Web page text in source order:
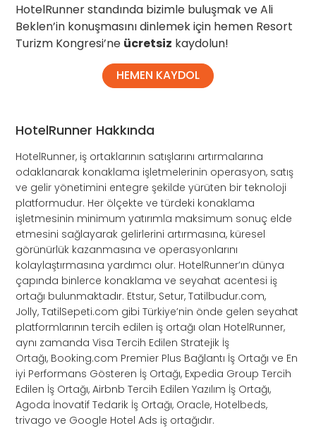
HotelRunner standında bizimle buluşmak ve Ali
Beklen’in konuşmasını dinlemek için hemen Resort
Turizm Kongresi’ne ücretsiz kaydolun!
HEMEN KAYDOL
HotelRunner Hakkında
HotelRunner, iş ortaklarının satışlarını artırmalarına
odaklanarak konaklama işletmelerinin operasyon, satış
ve gelir yönetimini entegre şekilde yürüten bir teknoloji
platformudur. Her ölçekte ve türdeki konaklama
işletmesinin minimum yatırımla maksimum sonuç elde
etmesini sağlayarak gelirlerini artırmasına, küresel
görünürlük kazanmasına ve operasyonlarını
kolaylaştırmasına yardımcı olur. HotelRunner’ın dünya
çapında binlerce konaklama ve seyahat acentesi iş
ortağı bulunmaktadır. Etstur, Setur, Tatilbudur.com,
Jolly, TatilSepeti.com gibi Türkiye’nin önde gelen seyahat
platformlarının tercih edilen iş ortağı olan HotelRunner,
aynı zamanda Visa Tercih Edilen Stratejik İş
Ortağı, Booking.com Premier Plus Bağlantı İş Ortağı ve En
iyi Performans Gösteren İş Ortağı, Expedia Group Tercih
Edilen İş Ortağı, Airbnb Tercih Edilen Yazılım İş Ortağı,
Agoda İnovatif Tedarik İş Ortağı, Oracle, Hotelbeds,
trivago ve Google Hotel Ads iş ortağıdır.